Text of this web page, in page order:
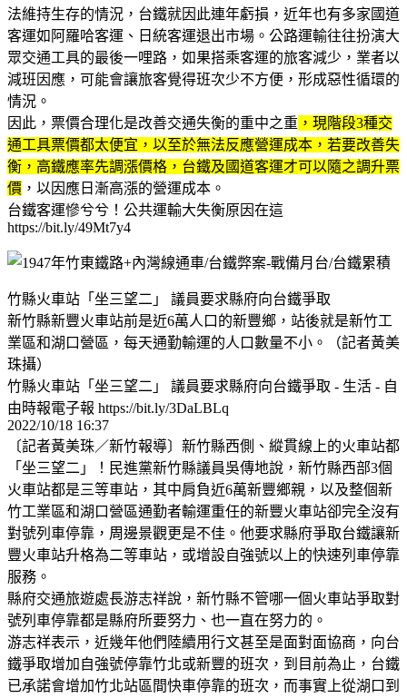
法維持生存的情況，台鐵就因此連年虧損，近年也有多家國道
客運如阿羅哈客運、日統客運退出市場。公路運輸往往扮演大
眾交通工具的最後一哩路，如果搭乘客運的旅客減少，業者以
減班因應，可能會讓旅客覺得班次少不方便，形成惡性循環的
情況。
因此，票價合理化是改善交通失衡的重中之重 ，現階段3種交
通工具票價都太便宜，以至於無法反應營運成本，若要改善失
衡，高鐵應率先調漲價格，台鐵及國道客運才可以隨之調升票
價 ，以因應日漸高漲的營運成本。
台鐵客運慘兮兮！公共運輸大失衡原因在這
https://bit.ly/49Mt7y4
竹縣火車站「坐三望二」 議員要求縣府向台鐵爭取
新竹縣新豐火車站前是近6萬人口的新豐鄉，站後就是新竹工
業區和湖口營區，每天通勤輸運的人口數量不小。（記者黃美
珠攝）
竹縣火車站「坐三望二」 議員要求縣府向台鐵爭取 - 生活 - 自
由時報電子報 https://bit.ly/3DaLBLq
2022/10/18 16:37
〔記者黃美珠／新竹報導〕新竹縣西側、縱貫線上的火車站都
「坐三望二」！民進黨新竹縣議員吳傳地說，新竹縣西部3個
火車站都是三等車站，其中肩負近6萬新豐鄉親，以及整個新
竹工業區和湖口營區通勤者輸運重任的新豐火車站卻完全沒有
對號列車停靠，周邊景觀更是不佳。他要求縣府爭取台鐵讓新
豐火車站升格為二等車站，或增設自強號以上的快速列車停靠
服務。
縣府交通旅遊處長游志祥說，新竹縣不管哪一個火車站爭取對
號列車停靠都是縣府所要努力、也一直在努力的。
游志祥表示，近幾年他們陸續用行文甚至是面對面協商，向台
鐵爭取增加自強號停靠竹北或新豐的班次，到目前為止，台鐵
已承諾會增加竹北站區間快車停靠的班次，而事實上從湖口到